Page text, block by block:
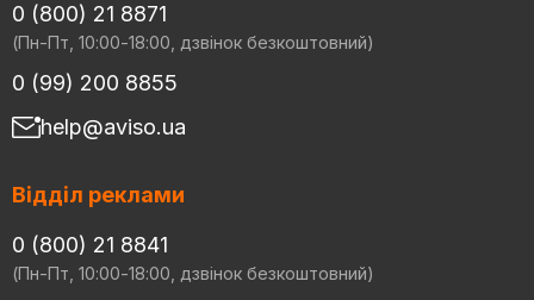
0 (800) 21 8871
(Пн-Пт, 10:00-18:00, дзвінок безкоштовний)
0 (99) 200 8855
help@aviso.ua
Відділ реклами
0 (800) 21 8841
(Пн-Пт, 10:00-18:00, дзвінок безкоштовний)